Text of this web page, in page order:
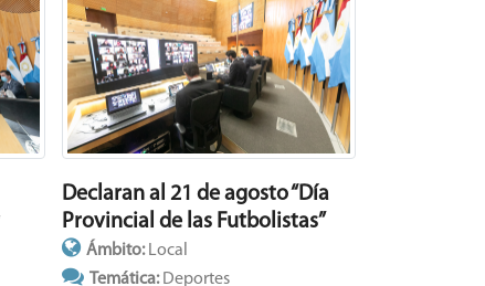
Declaran al 21 de agosto “Día
Provincial de las Futbolistas”
Ámbito:Local
Temática:Deportes